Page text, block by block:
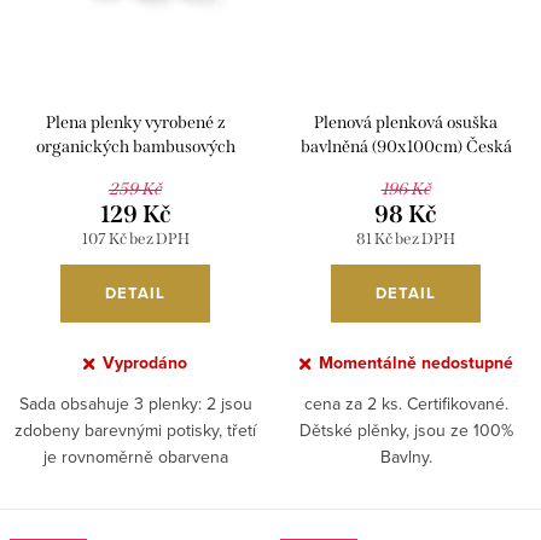
Plena plenky vyrobené z
organických bambusových
397/04
259 Kč
107 Kč bez DPH
129 Kč
DETAIL
Vyprodáno
Sada obsahuje 3 plenky: 2 jsou
zdobeny barevnými potisky, třetí
je rovnoměrně obarvena
Plenová plenková osuška
bavlněná (90x100cm) Česká
196 Kč
81 Kč bez DPH
98 Kč
DETAIL
Momentálně nedostupné
cena za 2 ks. Certifikované.
Dětské plěnky, jsou ze 100%
Bavlny.